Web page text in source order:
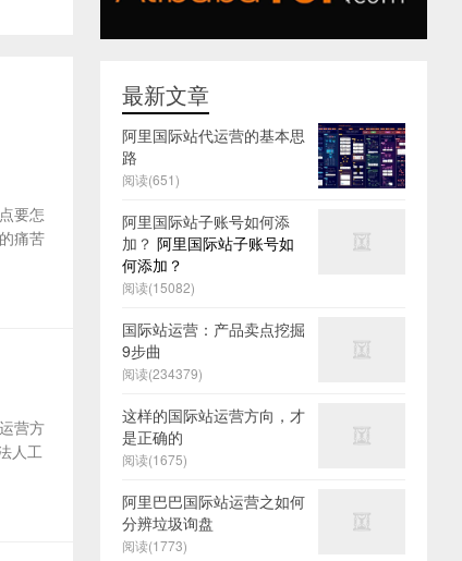
要怎
痛苦
营方
人工
最新文章
阿里国际站代运营的基本思
路
阅读(651)
阿里国际站子账号如何添
加？ 阿里国际站子账号如
何添加？
阅读(15082)
国际站运营：产品卖点挖掘
9步曲
阅读(234379)
这样的国际站运营方向，才
是正确的
阅读(1675)
阿里巴巴国际站运营之如何
分辨垃圾询盘
阅读(1773)